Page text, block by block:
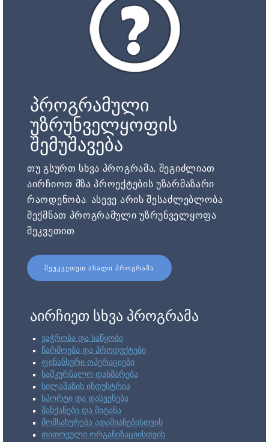
პროგრამული
უზრუნველყოფის
შემუშავება
თუ გსურთ სხვა პროგრამა, შეგიძლიათ
აირჩიოთ მზა პროექტების უზარმაზარი
რაოდენობა. ასევე არის შესაძლებლობა
შექმნათ პროგრამული უზრუნველყოფა
შეკვეთით.
ᲨᲔᲣᲙᲕᲔᲗᲔᲗ ᲐᲮᲐᲚᲘ ᲞᲠᲝᲒᲠᲐᲛᲐ
აირჩიეთ სხვა პროგრამა
ვაჭრობა და საწყობი
წარმოება და პროდუქტები
ფინანსური ოპერაციები
სამკურნალო დახმარება
სილამაზის ინდუსტრია
სპორტი და დასვენება
მანქანები და მიტანა
მომსახურება ადამიანებისთვის
თითოეული ორგანიზაციისთვის